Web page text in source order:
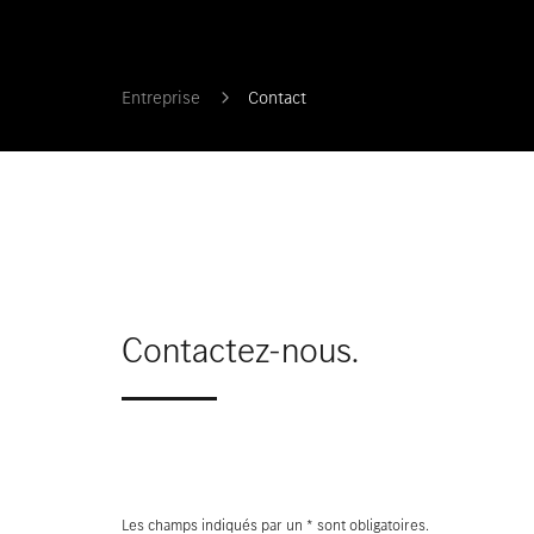
Entreprise Contact
Contactez-nous.
Les champs indiqués par un * sont obligatoires.